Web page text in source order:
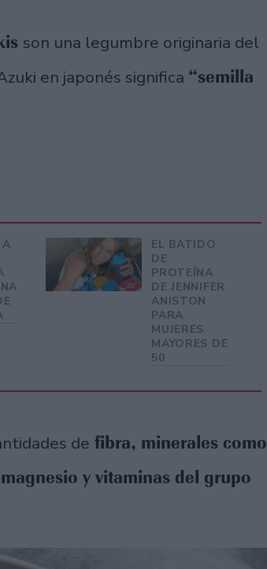
son una legumbre originaria del
en japonés significa “semilla
EL BATIDO
DE
PROTEÍNA
DE JENNIFER
ANISTON
PARA
MUJERES
MAYORES DE
50
de fibra, minerales como
y vitaminas del grupo